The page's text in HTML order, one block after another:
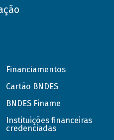
Financiamentos
Cartão BNDES
BNDES Finame
Instituições financeiras
credenciadas